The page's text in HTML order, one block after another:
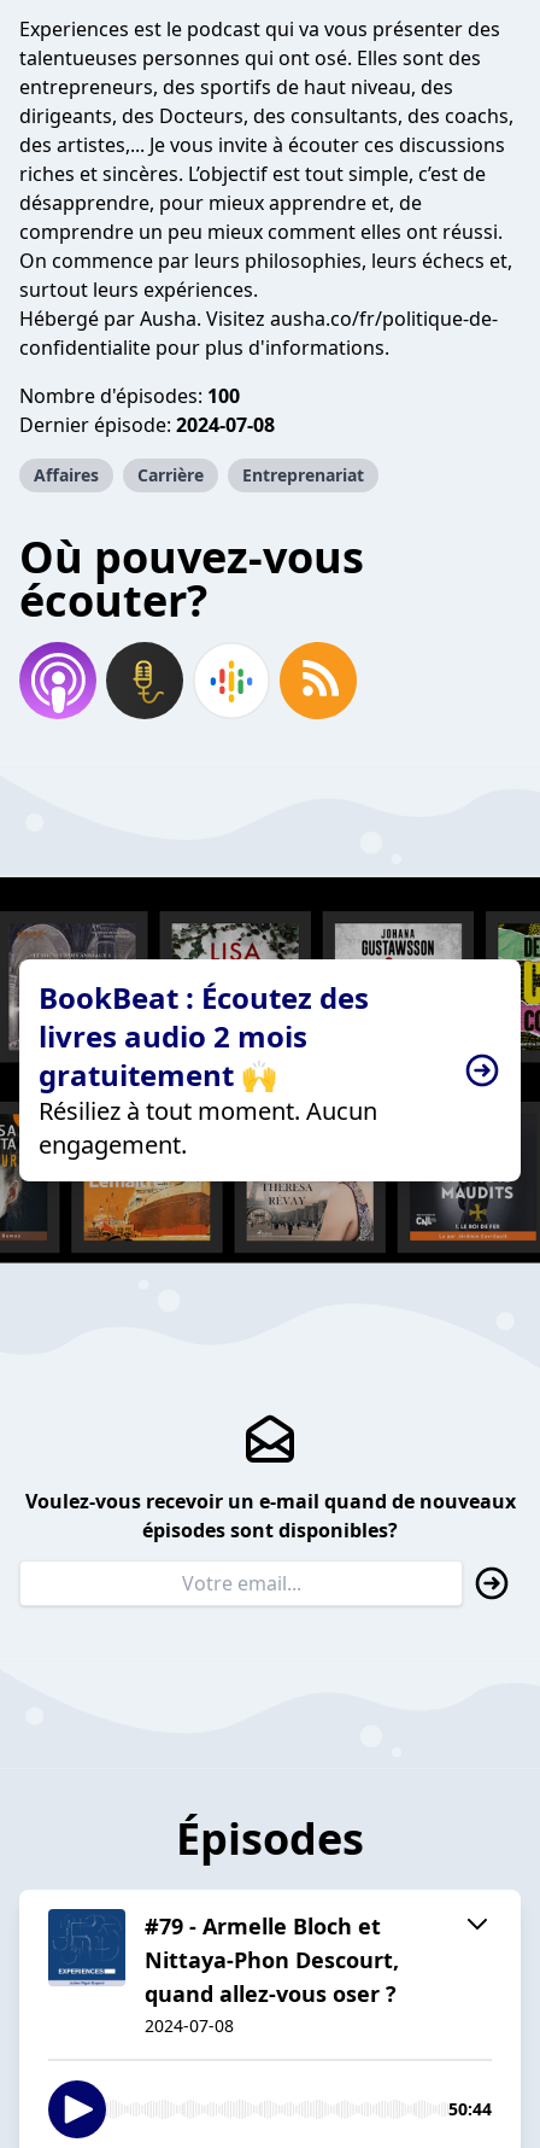
Experiences est le podcast qui va vous présenter des
talentueuses personnes qui ont osé. Elles sont des
entrepreneurs, des sportifs de haut niveau, des
dirigeants, des Docteurs, des consultants, des coachs,
des artistes,... Je vous invite à écouter ces discussions
riches et sincères. L’objectif est tout simple, c’est de
désapprendre, pour mieux apprendre et, de
comprendre un peu mieux comment elles ont réussi.
On commence par leurs philosophies, leurs échecs et,
surtout leurs expériences.
Hébergé par Ausha. Visitez ausha.co/fr/politique-de-
confidentialite pour plus d'informations.
Nombre d'épisodes: 100
Dernier épisode: 2024-07-08
Affaires Carrière Entreprenariat
Où pouvez-vous
écouter?
BookBeat : Écoutez des
livres audio 2 mois
gratuitement 🙌
Résiliez à tout moment. Aucun
engagement.
Voulez-vous recevoir un e-mail quand de nouveaux
épisodes sont disponibles?
Épisodes
#79 - Armelle Bloch et
Nittaya-Phon Descourt,
quand allez-vous oser ?
2024-07-08
50:44